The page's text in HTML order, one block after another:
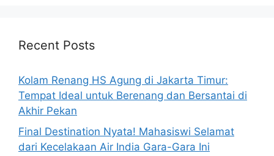
Recent Posts
Kolam Renang HS Agung di Jakarta Timur:
Tempat Ideal untuk Berenang dan Bersantai di
Akhir Pekan
Final Destination Nyata! Mahasiswi Selamat
dari Kecelakaan Air India Gara-Gara Ini